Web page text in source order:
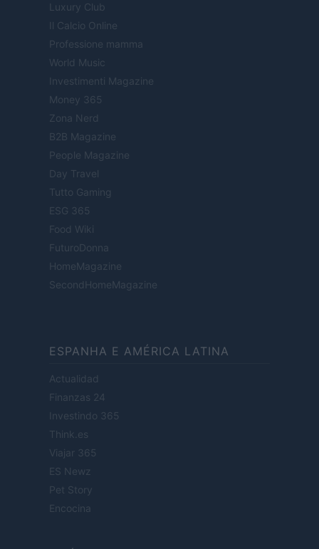
Luxury Club
Il Calcio Online
Professione mamma
World Music
Investimenti Magazine
Money 365
Zona Nerd
B2B Magazine
People Magazine
Day Travel
Tutto Gaming
ESG 365
Food Wiki
FuturoDonna
HomeMagazine
SecondHomeMagazine
ESPANHA E AMÉRICA LATINA
Actualidad
Finanzas 24
Investindo 365
Think.es
Viajar 365
ES Newz
Pet Story
Encocina